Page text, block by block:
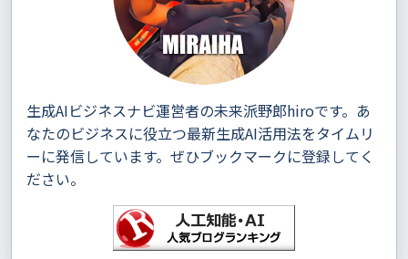
生成AIビジネスナビ運営者の未来派野郎hiroです。あ
なたのビジネスに役立つ最新生成AI活用法をタイムリ
ーに発信しています。ぜひブックマークに登録してく
ださい。